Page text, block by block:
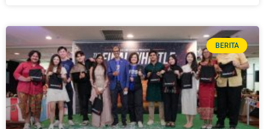
BERITA